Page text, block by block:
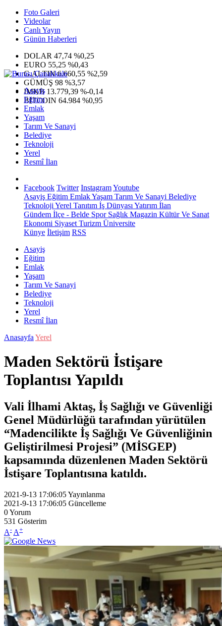
Foto Galeri
Videolar
Canlı Yayın
Günün Haberleri
DOLAR 47,74 %0,25
EURO 55,25 %0,43
G.ALTIN6.660,55 %2,59
GÜMÜŞ 98 %3,57
IMKB 13.779,39 %-0,14
BITCOIN 64.984 %0,95
Asayiş
Eğitim
Emlak
Yaşam
Tarım Ve Sanayi
Belediye
Teknoloji
Yerel
Resmî İlan
Facebook Twitter InstagramYoutube
Asayiş Eğitim EmlakYaşam Tarım Ve Sanayi Belediye
Teknoloji Yerel Tanıtım İş Dünyası Yatırım İlan
Gündem İlçe - Belde SporSağlık Magazin Kültür Ve Sanat
Ekonomi Siyaset Turizm Üniversite
Künye İletişim RSS
Asayiş
Eğitim
Emlak
Yaşam
Tarım Ve Sanayi
Belediye
Teknoloji
Yerel
Resmî İlan
Anasayfa Yerel
Maden Sektörü İstişare
Toplantısı Yapıldı
Vali İlhami Aktaş, İş Sağlığı ve Güvenliği
Genel Müdürlüğü tarafından yürütülen
“Madencilikte İş Sağlığı Ve Güvenliğinin
Geliştirilmesi Projesi” (MİSGEP)
kapsamında düzenlenen Maden Sektörü
İstişare Toplantısına katıldı.
2021-9-13 17:06:05Yayınlanma
2021-9-13 17:06:05 Güncelleme
0Yorum
531 Gösterim
A- A+